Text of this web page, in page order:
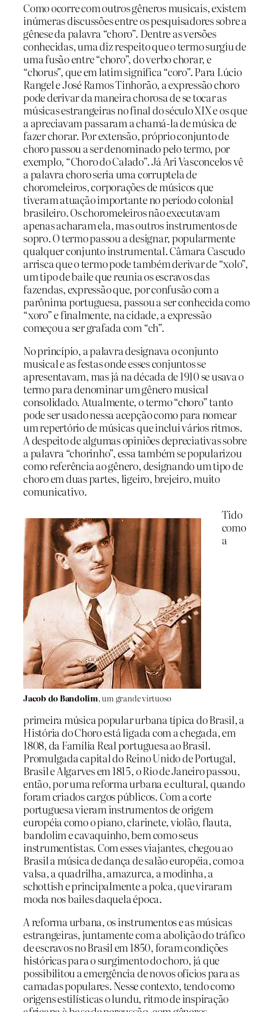
Como ocorre com outros gêneros musicais, existem
inúmeras discussões entre os pesquisadores sobre a
gênese da palavra “choro”. Dentre as versões
conhecidas, uma diz respeito que o termo surgiu de
uma fusão entre “choro”, do verbo chorar, e
“chorus”, que em latim significa “coro”. Para Lúcio
Rangel e José Ramos Tinhorão, a expressão choro
pode derivar da maneira chorosa de se tocar as
músicas estrangeiras no final do século XIX e os que
a apreciavam passaram a chamá-la de música de
fazer chorar. Por extensão, próprio conjunto de
choro passou a ser denominado pelo termo, por
exemplo, “Choro do Calado”. Já Ari Vasconcelos vê
a palavra choro seria uma corruptela de
choromeleiros, corporações de músicos que
tiveram atuação importante no período colonial
brasileiro. Os choromeleiros não executavam
apenas acharam ela, mas outros instrumentos de
sopro. O termo passou a designar, popularmente
qualquer conjunto instrumental. Câmara Cascudo
arrisca que o termo pode também derivar de “xolo”,
um tipo de baile que reunia os escravos das
fazendas, expressão que, por confusão com a
parônima portuguesa, passou a ser conhecida como
“xoro” e finalmente, na cidade, a expressão
começou a ser grafada com “ch”.
No princípio, a palavra designava o conjunto
musical e as festas onde esses conjuntos se
apresentavam, mas já na década de 1910 se usava o
termo para denominar um gênero musical
consolidado. Atualmente, o termo “choro” tanto
pode ser usado nessa acepção como para nomear
um repertório de músicas que inclui vários ritmos.
A despeito de algumas opiniões depreciativas sobre
a palavra “chorinho”, essa também se popularizou
como referência ao gênero, designando um tipo de
choro em duas partes, ligeiro, brejeiro, muito
comunicativo.
Jacob do Bandolim, um grande virtuoso
Tido
como
a
primeira música popular urbana típica do Brasil, a
História do Choro está ligada com a chegada, em
1808, da Família Real portuguesa ao Brasil.
Promulgada capital do Reino Unido de Portugal,
Brasil e Algarves em 1815, o Rio de Janeiro passou,
então, por uma reforma urbana e cultural, quando
foram criados cargos públicos. Com a corte
portuguesa vieram instrumentos de origem
européia como o piano, clarinete, violão, flauta,
bandolim e cavaquinho, bem como seus
instrumentistas. Com esses viajantes, chegou ao
Brasil a música de dança de salão européia, como a
valsa, a quadrilha, amazurca, a modinha, a
schottish e principalmente a polca, que viraram
moda nos bailes daquela época.
A reforma urbana, os instrumentos e as músicas
estrangeiras, juntamente com a abolição do tráfico
de escravos no Brasil em 1850, foram condições
históricas para o surgimento do choro, já que
possibilitou a emergência de novos ofícios para as
camadas populares. Nesse contexto, tendo como
origens estilísticas o lundu, ritmo de inspiração